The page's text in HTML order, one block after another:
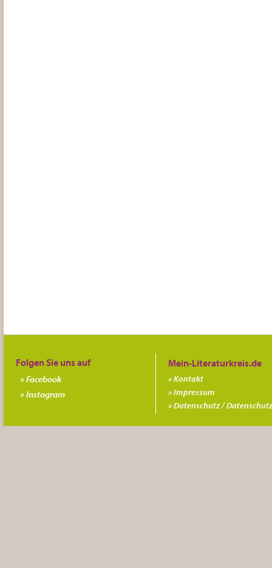
Kontakt
Impressum
Datenschutz /
Folgen Sie uns auf
Facebook
Instagram